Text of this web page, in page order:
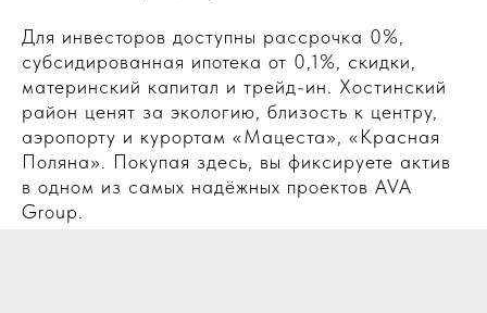
Для инвесторов доступны рассрочка 0%,
субсидированная ипотека от 0,1%, скидки,
материнский капитал и трейд-ин. Хостинский
район ценят за экологию, близость к центру,
аэропорту и курортам «Мацеста», «Красная
Поляна». Покупая здесь, вы фиксируете актив
в одном из самых надёжных проектов AVA
Group.